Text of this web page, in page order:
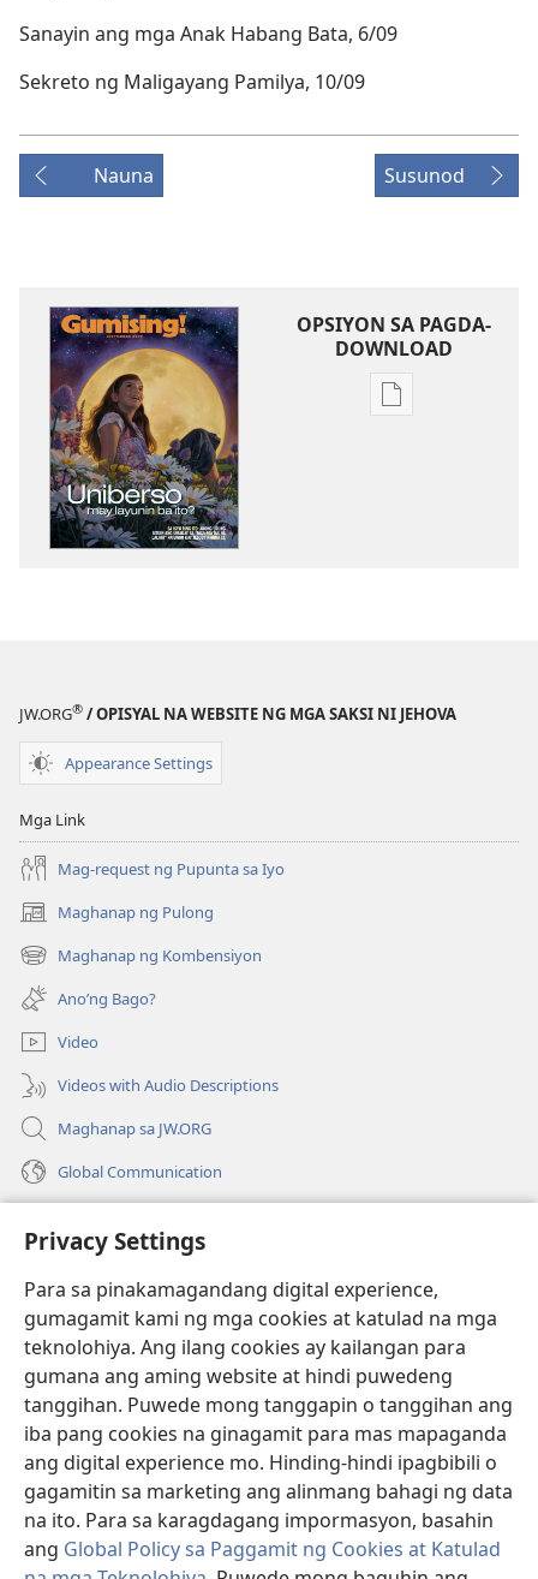
Privacy Settings
Para sa pinakamagandang digital experience,
gumagamit kami ng mga cookies at katulad na mga
teknolohiya. Ang ilang cookies ay kailangan para
gumana ang aming website at hindi puwedeng
tanggihan. Puwede mong tanggapin o tanggihan ang
iba pang cookies na ginagamit para mas mapaganda
ang digital experience mo. Hinding-hindi ipagbibili o
gagamitin sa marketing ang alinmang bahagi ng data
na ito. Para sa karagdagang impormasyon, basahin
ang Global Policy sa Paggamit ng Cookies at Katulad
Sanayin ang mga Anak Habang Bata, 6/09
Sekreto ng Maligayang Pamilya, 10/09
Nauna Susunod
OPSIYON SA PAGDA-
DOWNLOAD
Opsiyon
JW.ORG® / OPISYAL NA WEBSITE NG MGA SAKSI NI JEHOVA
Appearance Settings
Mga Link
Mag-request ng Pupunta sa Iyo
Maghanap ng Pulong
(may
bubukas
na
bagong
window)
Maghanap ng Kombensiyon
(may
bubukas
na
bagong
window)
Ano’ng Bago?
Video
Videos with Audio Descriptions
Maghanap sa JW.ORG
Global Communication
(may
na
bagong
window)
Watchtower ONLINE LIBRARY™
(may
bubukas
na
bagong
window)
JW Hub ®
(may
bubukas
bagong
window)
JW Library ®
Watchtower Library®